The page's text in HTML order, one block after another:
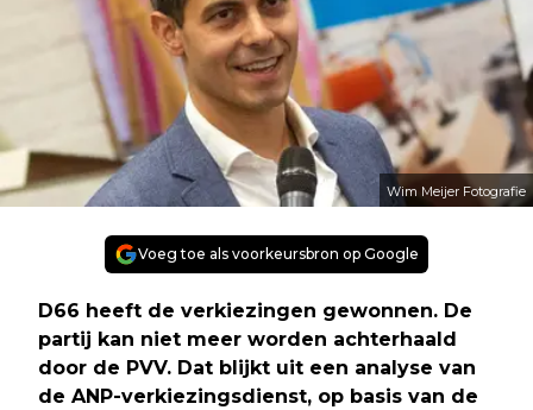
Wim Meijer Fotografie
Voeg toe als voorkeursbron op Google
D66 heeft de verkiezingen gewonnen. De
partij kan niet meer worden achterhaald
door de PVV. Dat blijkt uit een analyse van
de ANP-verkiezingsdienst, op basis van de